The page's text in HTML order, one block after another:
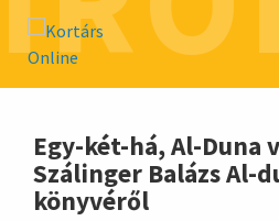
hirdetés
Egy-két-há, Al-Duna
Szálinger Balázs Al-
könyvéről